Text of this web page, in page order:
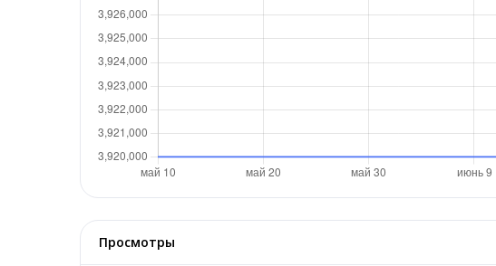
Просмотры